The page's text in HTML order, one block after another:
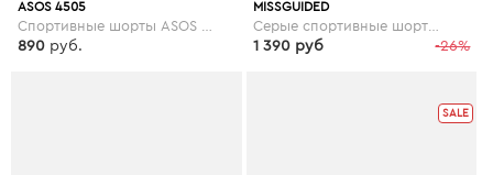
ASOS 4505
890 руб.
MISSGUIDED
Серые спортивные шорты со светоотражающей отделкой и сетчатыми вставками Missguided gym - Серый
-26%
1 390 руб
SALE